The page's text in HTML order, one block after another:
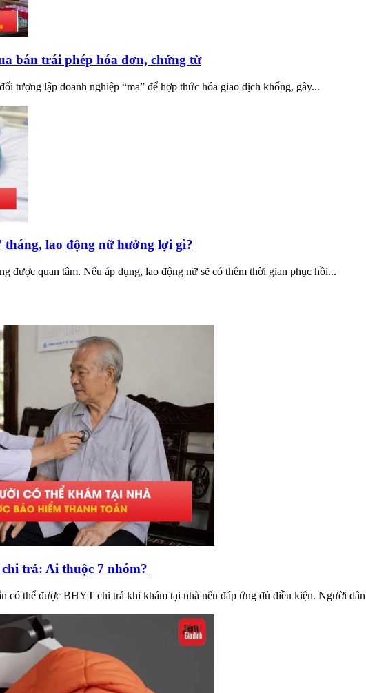
bán trái phép hóa đơn, chứng từ
tượng lập doanh nghiệp “ma” để hợp thức hóa giao dịch khống, gây...
lao động nữ hưởng lợi gì?
được quan tâm. Nếu áp dụng, lao động nữ sẽ có thêm thời gian phục hồi...
trả: Ai thuộc 7 nhóm?
có thể được BHYT chi trả khi khám tại nhà nếu đáp ứng đủ điều kiện. Người